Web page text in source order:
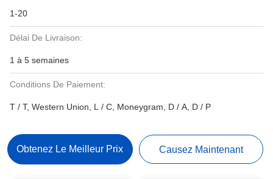
1-20
Délai De Livraison:
1 à 5 semaines
Conditions De Paiement:
T / T, Western Union, L / C, Moneygram, D / A, D / P
Obtenez Le Meilleur Prix Causez Maintenant